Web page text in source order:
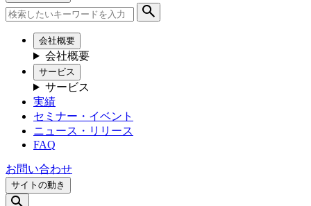
会社概要
会社概要
サービス
サービス
実績
セミナー・イベント
ニュース・リリース
FAQ
お問い合わせ
サイトの動き